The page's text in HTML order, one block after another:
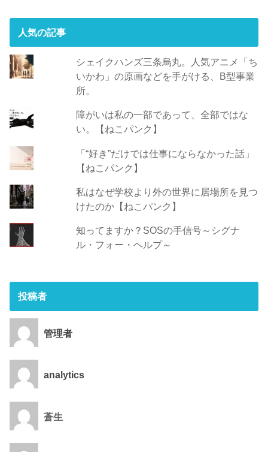
人気の記事
シェイクハンズ三条烏丸。人気アニメ「ち
いかわ」の原画などを手がける、B型事業
所。
障がいは私の一部であって、全部ではな
い。【ねこパンク】
「“好き”だけでは仕事にならなかった話」
【ねこパンク】
私はなぜ学校より外の世界に居場所を見つ
けたのか【ねこパンク】
知ってますか？SOSの手信号～シグナ
ル・フォー・ヘルプ～
投稿者
管理者
analytics
蒼生